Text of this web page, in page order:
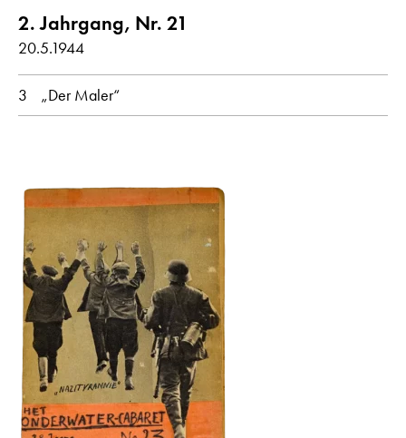
2. Jahrgang, Nr. 21
20.5.1944
3 „Der Maler“